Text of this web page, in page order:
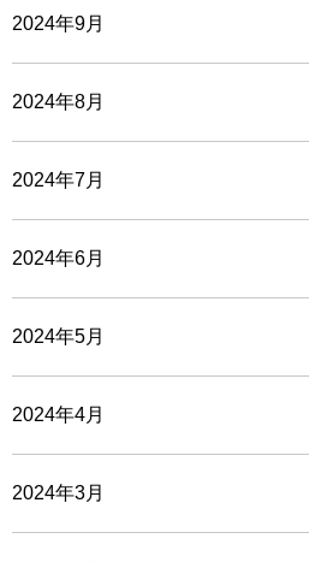
2024年9月
2024年8月
2024年7月
2024年6月
2024年5月
2024年4月
2024年3月